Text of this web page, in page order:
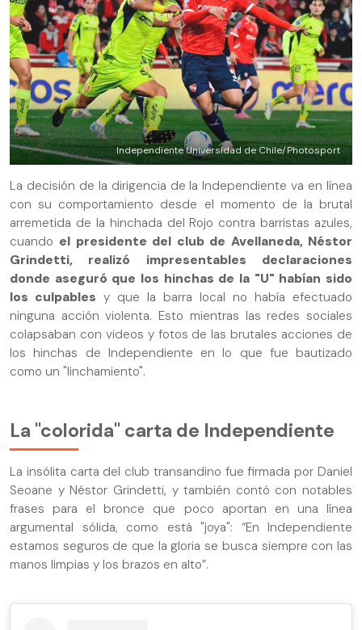
Independiente Universidad de Chile/Photosport
La decisión de la dirigencia de la Independiente va en línea
con su comportamiento desde el momento de la brutal
arremetida de la hinchada del Rojo contra barristas azules,
cuando el presidente del club de Avellaneda, Néstor
Grindetti, realizó impresentables declaraciones
donde aseguró que los hinchas de la "U" habían sido
los culpables y que la barra local no había efectuado
ninguna acción violenta. Esto mientras las redes sociales
colapsaban con videos y fotos de las brutales acciones de
los hinchas de Independiente en lo que fue bautizado
como un "linchamiento".
La "colorida" carta de Independiente
La insólita carta del club transandino fue firmada por Daniel
Seoane y Néstor Grindetti, y también contó con notables
frases para el bronce que poco aportan en una línea
argumental sólida, como está "joya": “En Independiente
estamos seguros de que la gloria se busca siempre con las
manos limpias y los brazos en alto”.